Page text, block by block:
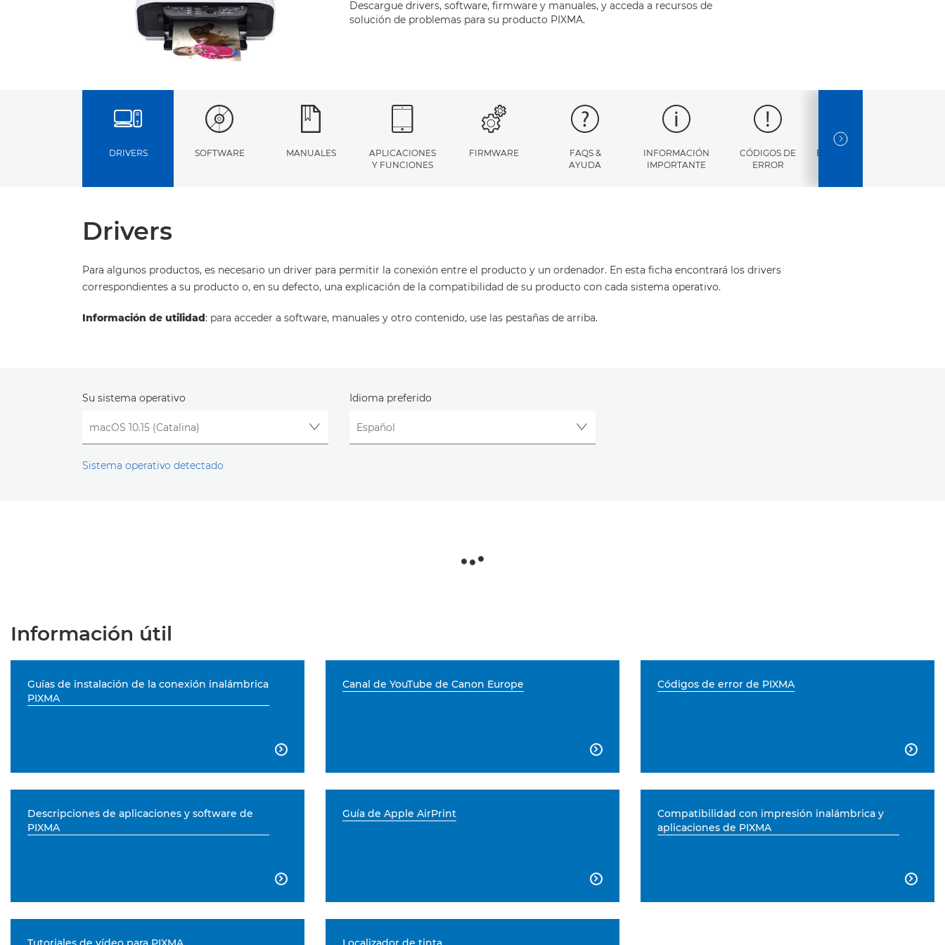
Descargue drivers, software, firmware y manuales, y acceda a recursos de
solución de problemas para su producto PIXMA.
DRIVERS SOFTWARE MANUALES
APLICACIONES
Y FUNCIONES
FIRMWARE
FAQS &
AYUDA
INFORMACIÓN
IMPORTANTE
CÓDIGOS DE
ERROR
ESPECIFICACIONES
NEXT SLIDE
Drivers
Para algunos productos, es necesario un driver para permitir la conexión entre el producto y un ordenador. En esta ficha encontrará los drivers
correspondientes a su producto o, en su defecto, una explicación de la compatibilidad de su producto con cada sistema operativo.
Información de utilidad: para acceder a software, manuales y otro contenido, use las pestañas de arriba.
Su sistema operativo
Sistema operativo detectado
Idioma preferido
Información útil
Guías de instalación de la conexión inalámbrica
PIXMA

Canal de YouTube de Canon Europe

Códigos de error de PIXMA

Descripciones de aplicaciones y software de
PIXMA

Guía de Apple AirPrint

Compatibilidad con impresión inalámbrica y
aplicaciones de PIXMA
